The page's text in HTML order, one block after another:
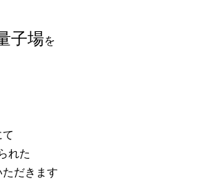
子場を
れた
だきます